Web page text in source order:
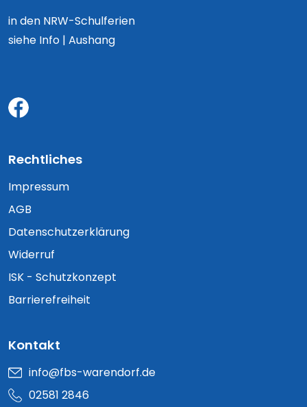
in den NRW-Schulferien
siehe Info | Aushang
Rechtliches
Impressum
AGB
Datenschutzerklärung
Widerruf
ISK - Schutzkonzept
Barrierefreiheit
Kontakt
info@fbs-warendorf.de
02581 2846